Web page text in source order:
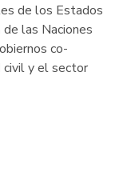
de los Estados
las Naciones
co-
civil y el sector